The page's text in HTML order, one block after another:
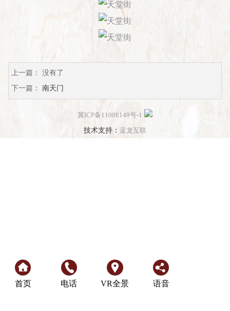
上一篇： 没有了
下一篇： 南天门
冀ICP备11008149号-1
技术支持： 蓝龙互联
首页 电话 VR全景 语音